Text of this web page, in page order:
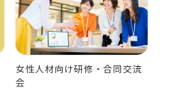
女性人材向け研修・合同交流
会